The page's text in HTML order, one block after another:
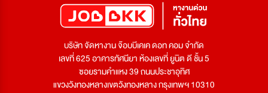
บริษัท จัดหางาน จ๊อบบีเคเค ดอท คอม จำกัด
เลขที่ 625 อาคารทัศนียา ห้องเลขที่ ยูนิต ดี ชั้น 5
ซอยรามคำแหง 39 ถนนประชาอุทิศ
แขวงวังทองหลางเขตวังทองหลาง กรุงเทพฯ 10310